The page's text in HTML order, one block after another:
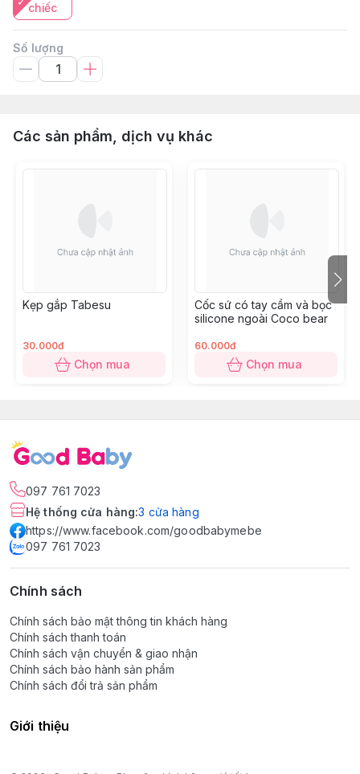
chiếc
Số lượng
Các sản phẩm, dịch vụ khác
Kẹp gắp Tabesu
30.000đ
Chọn mua
Cốc sứ có tay cầm và bọc
silicone ngoài Coco bear
60.000đ
Chọn mua
097 761 7023
Hệ thống cửa hàng:3 cửa hàng
https://www.facebook.com/goodbabymebe
097 761 7023
Chính sách
Chính sách bảo mật thông tin khách hàng
Chính sách thanh toán
Chính sách vận chuyển & giao nhận
Chính sách bảo hành sản phẩm
Chính sách đổi trả sản phẩm
Giới thiệu